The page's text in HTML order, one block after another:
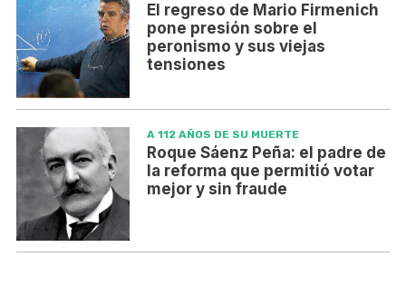
El regreso de Mario Firmenich
pone presión sobre el
peronismo y sus viejas
tensiones
A 112 AÑOS DE SU MUERTE
Roque Sáenz Peña: el padre de
la reforma que permitió votar
mejor y sin fraude